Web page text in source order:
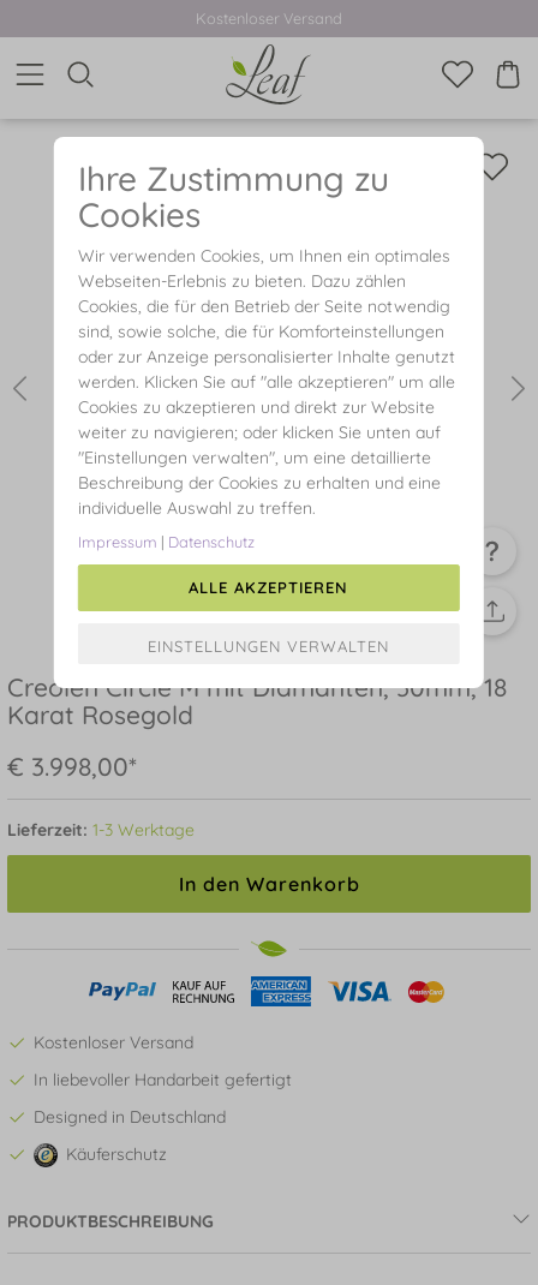
Kostenloser Versand
Creolen Circle M mit Diamanten, 30mm, 18
Karat Rosegold
€ 3.998,00*
Lieferzeit: 1-3 Werktage
In den Warenkorb
Kostenloser Versand
In liebevoller Handarbeit gefertigt
Designed in Deutschland
Käuferschutz
PRODUKTBESCHREIBUNG
Ihre Zustimmung zu
Cookies
Wir verwenden Cookies, um Ihnen ein optimales
Webseiten-Erlebnis zu bieten. Dazu zählen
Cookies, die für den Betrieb der Seite notwendig
sind, sowie solche, die für Komforteinstellungen
oder zur Anzeige personalisierter Inhalte genutzt
werden. Klicken Sie auf "alle akzeptieren" um alle
Cookies zu akzeptieren und direkt zur Website
weiter zu navigieren; oder klicken Sie unten auf
"Einstellungen verwalten", um eine detaillierte
Beschreibung der Cookies zu erhalten und eine
individuelle Auswahl zu treffen.
Impressum | Datenschutz
ALLE AKZEPTIEREN